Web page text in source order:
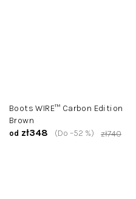
Boots WIRE™ Carbon Edition
Brown
od zł348 zł740
(Do –52 %)